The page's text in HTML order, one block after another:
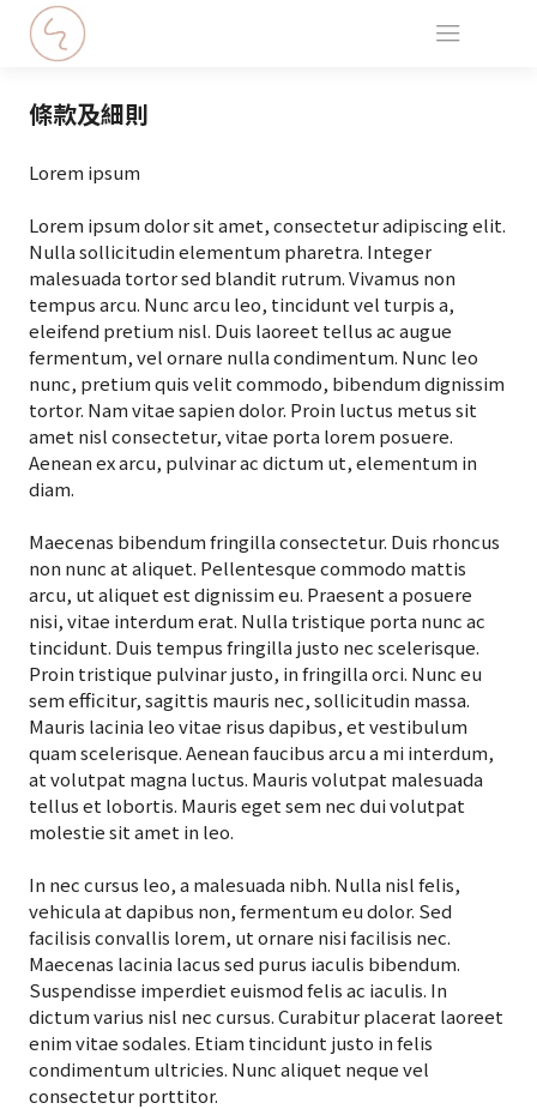
條款及細則
Lorem ipsum
Lorem ipsum dolor sit amet, consectetur adipiscing elit.
Nulla sollicitudin elementum pharetra. Integer
malesuada tortor sed blandit rutrum. Vivamus non
tempus arcu. Nunc arcu leo, tincidunt vel turpis a,
eleifend pretium nisl. Duis laoreet tellus ac augue
fermentum, vel ornare nulla condimentum. Nunc leo
nunc, pretium quis velit commodo, bibendum dignissim
tortor. Nam vitae sapien dolor. Proin luctus metus sit
amet nisl consectetur, vitae porta lorem posuere.
Aenean ex arcu, pulvinar ac dictum ut, elementum in
diam.
Maecenas bibendum fringilla consectetur. Duis rhoncus
non nunc at aliquet. Pellentesque commodo mattis
arcu, ut aliquet est dignissim eu. Praesent a posuere
nisi, vitae interdum erat. Nulla tristique porta nunc ac
tincidunt. Duis tempus fringilla justo nec scelerisque.
Proin tristique pulvinar justo, in fringilla orci. Nunc eu
sem efficitur, sagittis mauris nec, sollicitudin massa.
Mauris lacinia leo vitae risus dapibus, et vestibulum
quam scelerisque. Aenean faucibus arcu a mi interdum,
at volutpat magna luctus. Mauris volutpat malesuada
tellus et lobortis. Mauris eget sem nec dui volutpat
molestie sit amet in leo.
In nec cursus leo, a malesuada nibh. Nulla nisl felis,
vehicula at dapibus non, fermentum eu dolor. Sed
facilisis convallis lorem, ut ornare nisi facilisis nec.
Maecenas lacinia lacus sed purus iaculis bibendum.
Suspendisse imperdiet euismod felis ac iaculis. In
dictum varius nisl nec cursus. Curabitur placerat laoreet
enim vitae sodales. Etiam tincidunt justo in felis
condimentum ultricies. Nunc aliquet neque vel
consectetur porttitor.